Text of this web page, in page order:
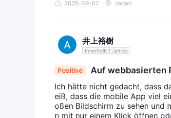
2025-09-07 Japan
井上裕樹
Innerhalb 1 Jahres
Positive Auf webbasierten
Ich hätte nicht gedacht, dass
eiß, dass die mobile App viel
oßen Bildschirm zu sehen und
n mit nur einem Klick öffnen